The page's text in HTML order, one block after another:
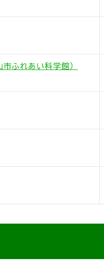
ふれあい科学館）